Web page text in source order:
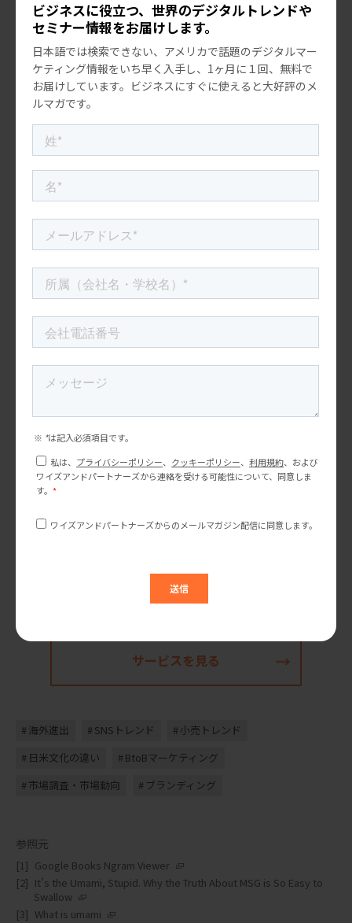
ビジネスに役立つ、世界のデジタルトレンドや
セミナー情報をお届けします。
日本語では検索できない、アメリカで話題のデジタルマー
ケティング情報をいち早く入手し、1ヶ月に１回、無料で
お届けしています。ビジネスにすぐに使えると大好評のメ
ルマガです。
藻や味噌ベースのソースなど、アジア的な要素が加わる
こともあります。一般のアメリカ人の好みに合った「う
ま味」をたっぷりと詰め込んでおり、興味深くてなじみ
のある味わいです。
このトレンドの最も興味深い点はそのネーミングです。
他のレストランの「プロテインボウル」や「セイボリー
ボウル」といった名称をのメニューと内容は似ており、
あまり変わりませんが、「うま味ボウル」というネーミ
ングが特徴的です。
結論
うま味は、アメリカ人に浸透するまで困難な道のりを歩
んできました。しかし、今では高級調味料としてとらえ
られ、高級なダイニング体験を示すものとされていま
す。宣伝・広告でうま味を使用する場合は、高級なダイ
ニングやグルメフード、高級な食材を使った料理に興味
のあるアメリカ人をターゲット層としましょう。
ランドを世界で有名にする」を使命に、日米双方から企
す。まずは弊社のサービスページをご覧いただき、お気
軽にお問い合わせください。
サービスを見る
海外進出 SNSトレンド
小売トレンド
日米文化の違い
BtoBマーケティング
市場調査・市場動向
ブランディング
参照元
Google Books Ngram Viewer
It’s the Umami, Stupid. Why the Truth About MSG is So Easy to
Swallow
What is umami